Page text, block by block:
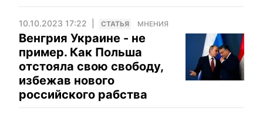
10.10.2023 17:22 CТАТЬЯ МНЕНИЯ
Венгрия Украине - не
пример. Как Польша
отстояла свою свободу,
избежав нового
российского рабства